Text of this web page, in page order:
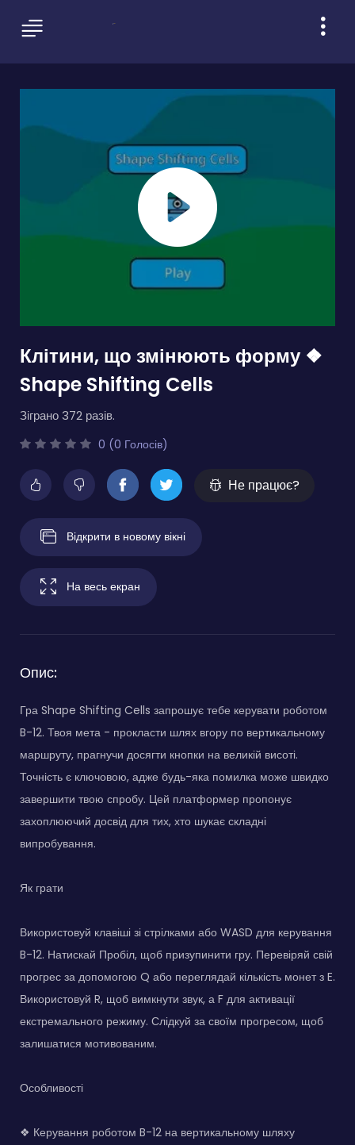
Клітини, що змінюють форму ❖
Shape Shifting Cells
Зіграно 372 разів.
0 (0 Голосів)
Не працює?
Відкрити в новому вікні
На весь екран
Опис:
Гра Shape Shifting Cells запрошує тебе керувати роботом
B-12. Твоя мета - прокласти шлях вгору по вертикальному
маршруту, прагнучи досягти кнопки на великій висоті.
Точність є ключовою, адже будь-яка помилка може швидко
завершити твою спробу. Цей платформер пропонує
захоплюючий досвід для тих, хто шукає складні
випробування.
Як грати
Використовуй клавіші зі стрілками або WASD для керування
B-12. Натискай Пробіл, щоб призупинити гру. Перевіряй свій
прогрес за допомогою Q або переглядай кількість монет з E.
Використовуй R, щоб вимкнути звук, а F для активації
екстремального режиму. Слідкуй за своїм прогресом, щоб
залишатися мотивованим.
Особливості
❖ Керування роботом B-12 на вертикальному шляху